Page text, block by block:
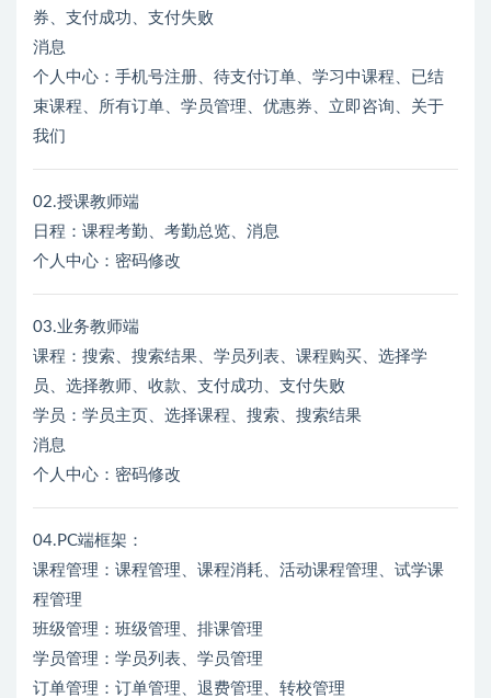
券、支付成功、支付失败
消息
个人中心：手机号注册、待支付订单、学习中课程、已结
束课程、所有订单、学员管理、优惠券、立即咨询、关于
我们
02.授课教师端
日程：课程考勤、考勤总览、消息
个人中心：密码修改
03.业务教师端
课程：搜索、搜索结果、学员列表、课程购买、选择学
员、选择教师、收款、支付成功、支付失败
学员：学员主页、选择课程、搜索、搜索结果
消息
个人中心：密码修改
04.PC端框架：
课程管理：课程管理、课程消耗、活动课程管理、试学课
程管理
班级管理：班级管理、排课管理
学员管理：学员列表、学员管理
订单管理：订单管理、退费管理、转校管理